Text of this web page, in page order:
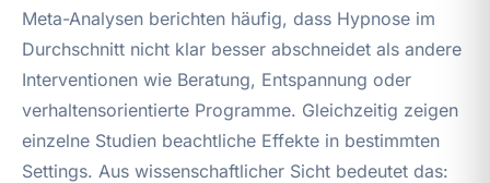
Meta-Analysen berichten häufig, dass Hypnose im
Durchschnitt nicht klar besser abschneidet als andere
Interventionen wie Beratung, Entspannung oder
verhaltensorientierte Programme. Gleichzeitig zeigen
einzelne Studien beachtliche Effekte in bestimmten
Settings. Aus wissenschaftlicher Sicht bedeutet das: